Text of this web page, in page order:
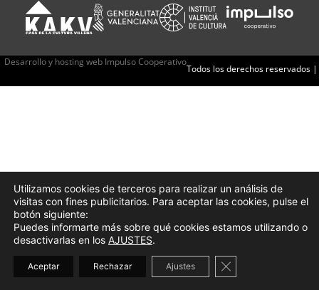
Todos los derechos reservados |
Desarrollo y hosting web Impulso Cooperativo
Utilizamos cookies de terceros para realizar un análisis de
visitas con fines publicitarios. Para aceptar las cookies, pulse el
botón siguiente:
Puedes informarte más sobre qué cookies estamos utilizando o
desactivarlas en los AJUSTES.
Aceptar Rechazar Ajustes Cerrar el banner de